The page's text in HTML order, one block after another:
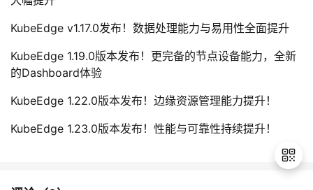
KubeEdge v1.17.0发布！数据处理能力与易用性全面提升
KubeEdge 1.19.0版本发布！更完备的节点设备能力，全新
的Dashboard体验
KubeEdge 1.22.0版本发布！边缘资源管理能力提升！
KubeEdge 1.23.0版本发布！性能与可靠性持续提升！